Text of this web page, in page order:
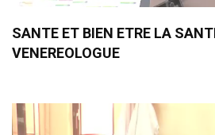
SANTE ET BIEN ETRE LA
VENEREOLOGUE